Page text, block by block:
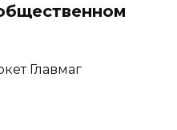
Главмаг